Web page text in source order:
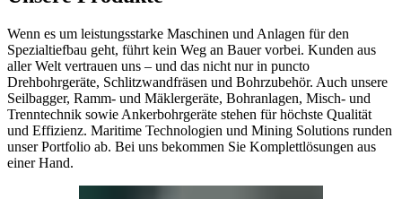
Wenn es um leistungsstarke Maschinen und Anlagen für den
Spezialtiefbau geht, führt kein Weg an Bauer vorbei. Kunden aus
aller Welt vertrauen uns – und das nicht nur in puncto
Drehbohrgeräte, Schlitzwandfräsen und Bohrzubehör. Auch unsere
Seilbagger, Ramm- und Mäklergeräte, Bohranlagen, Misch- und
Trenntechnik sowie Ankerbohrgeräte stehen für höchste Qualität
und Effizienz. Maritime Technologien und Mining Solutions runden
unser Portfolio ab. Bei uns bekommen Sie Komplettlösungen aus
einer Hand.